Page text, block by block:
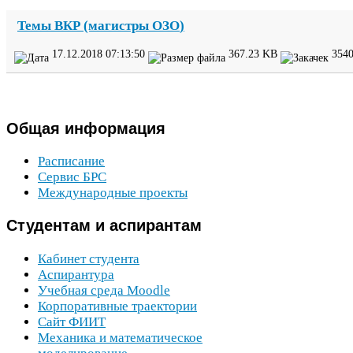
Темы ВКР (магистры ОЗО)
17.12.2018 07:13:50 367.23 KB 3540
Общая информация
Расписание
Сервис БРС
Международные проекты
Студентам и аспирантам
Кабинет студента
Аспирантура
Учебная среда Moodle
Корпоративные траектории
СайтФИИТ
Механика и математическое